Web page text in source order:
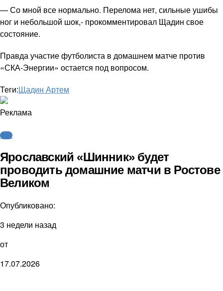
— Со мной все нормально. Перелома нет, сильные ушибы
ног и небольшой шок,- прокомментировал Щадин свое
состояние.
Правда участие футболиста в домашнем матче против
«СКА-Энергии» остается под вопросом.
Теги:Щадин Артем
Реклама
ФНЛ
Ярославский «Шинник» будет
проводить домашние матчи в Ростове
Великом
Опубликовано:
3 недели назад
от
17.07.2026